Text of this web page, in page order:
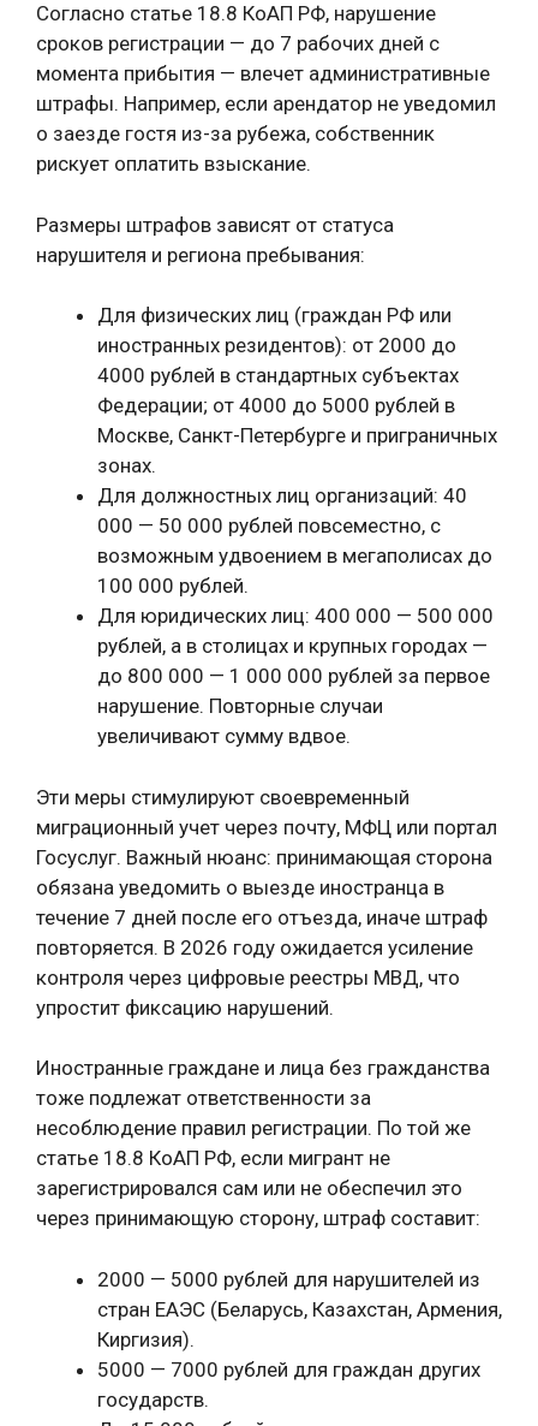
Согласно статье 18.8 КоАП РФ, нарушение
сроков регистрации — до 7 рабочих дней с
момента прибытия — влечет административные
штрафы. Например, если арендатор не уведомил
о заезде гостя из-за рубежа, собственник
рискует оплатить взыскание.
Размеры штрафов зависят от статуса
нарушителя и региона пребывания:
Для физических лиц (граждан РФ или
иностранных резидентов): от 2000 до
4000 рублей в стандартных субъектах
Федерации; от 4000 до 5000 рублей в
Москве, Санкт-Петербурге и приграничных
зонах.
Для должностных лиц организаций: 40
000 — 50 000 рублей повсеместно, с
возможным удвоением в мегаполисах до
100 000 рублей.
Для юридических лиц: 400 000 — 500 000
рублей, а в столицах и крупных городах —
до 800 000 — 1 000 000 рублей за первое
нарушение. Повторные случаи
увеличивают сумму вдвое.
Эти меры стимулируют своевременный
миграционный учет через почту, МФЦ или портал
Госуслуг. Важный нюанс: принимающая сторона
обязана уведомить о выезде иностранца в
течение 7 дней после его отъезда, иначе штраф
повторяется. В 2026 году ожидается усиление
контроля через цифровые реестры МВД, что
упростит фиксацию нарушений.
Иностранные граждане и лица без гражданства
тоже подлежат ответственности за
несоблюдение правил регистрации. По той же
статье 18.8 КоАП РФ, если мигрант не
зарегистрировался сам или не обеспечил это
через принимающую сторону, штраф составит:
2000 — 5000 рублей для нарушителей из
стран ЕАЭС (Беларусь, Казахстан, Армения,
Киргизия).
5000 — 7000 рублей для граждан других
государств.